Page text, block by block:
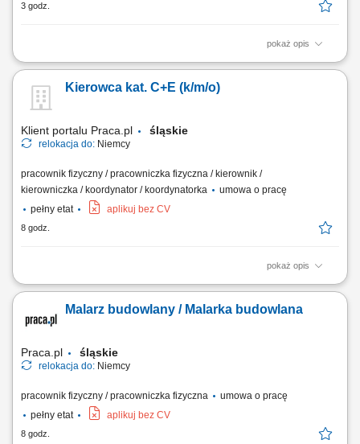
3 godz.
pokaż opis
Zakres obowiązków: spawanie słupów i wsporników wykorzystywanych
stali czarnej, praca na materiałach o grubości 5–25 mm, spawanie
elementów głównie w pozycji pachwinowej (FW), kontrola jakości
Kierowca kat. C+E (k/m/o)
Klient portalu Praca.pl śląskie
relokacja do: Niemcy
pracownik fizyczny / pracowniczka fizyczna / kierownik /
kierowniczka / koordynator / koordynatorka
umowa o pracę
pełny etat
aplikuj bez CV
8 godz.
pokaż opis
Prowadzenie pojazdów ciężarowych o DMC pow. 3,5 t z
budowlanych. Transport gabarytów, maszyn budowlanych oraz
elementów konstrukcyjnych pomiędzy lokalizacjami wykonawczymi.
Malarz budowlany / Malarka budowlana
Praca.pl śląskie
relokacja do: Niemcy
pracownik fizyczny / pracowniczka fizyczna
umowa o pracę
pełny etat
aplikuj bez CV
8 godz.